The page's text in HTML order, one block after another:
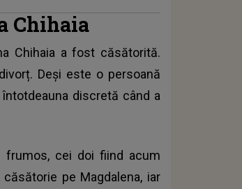
Chihaia
Chihaia a fost căsătorită.
Deși este o persoană
discretă când a
frumos, cei doi fiind acum
pe Magdalena, iar